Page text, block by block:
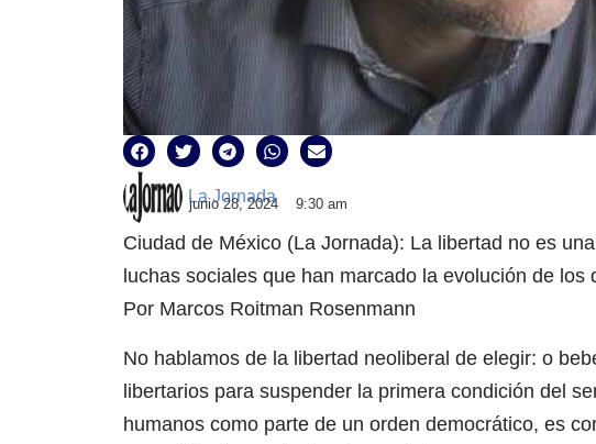
La Jornada
junio 28, 2024 9:30 am
Ciudad de México (La Jornada): La libertad no es
luchas sociales que han marcado la evolución de
Por Marcos Roitman Rosenmann
No hablamos de la libertad neoliberal de elegir: o
libertarios para suspender la primera condición del
humanos como parte de un orden democrático, es